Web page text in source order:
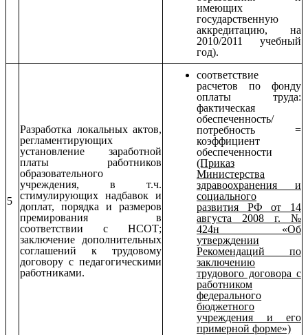
имеющих
государственную
аккредитацию, на
2010/2011 учебный
год).
5
Разработка локальных актов,
регламентирующих
установление заработной
платы работников
образовательного
учреждения, в т.ч.
стимулирующих надбавок и
доплат, порядка и размеров
премирования в
соответствии с НСОТ;
заключение дополнительных
соглашений к трудовому
договору с педагогическими
работниками.
соответствие
расчетов по фонду
оплаты труда:
фактическая
обеспеченность/
потребность =
коэффициент
обеспеченности
(Приказ
Министерства
здравоохранения и
социального
развития РФ от 14
августа 2008 г. №
424н «Об
утверждении
Рекомендаций по
заключению
трудового договора с
работником
федерального
бюджетного
учреждения и его
примерной форме»)